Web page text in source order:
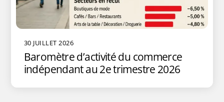
30 JUILLET 2026
Baromètre d’activité du commerce
indépendant au 2e trimestre 2026